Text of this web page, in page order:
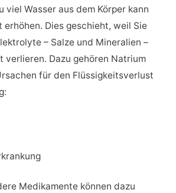
viel Wasser aus dem Körper kann
Dies geschieht, weil Sie
– Salze und Mineralien –
verlieren. Dazu gehören Natrium
für den Flüssigkeitsverlust
Medikamente können dazu